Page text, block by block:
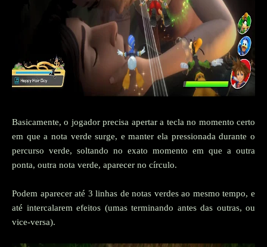
Basicamente, o jogador precisa apertar a tecla no momento certo
em que a nota verde surge, e manter ela pressionada durante o
percurso verde, soltando no exato momento em que a outra
ponta, outra nota verde, aparecer no círculo.
Podem aparecer até 3 linhas de notas verdes ao mesmo tempo, e
até intercalarem efeitos (umas terminando antes das outras, ou
vice-versa).